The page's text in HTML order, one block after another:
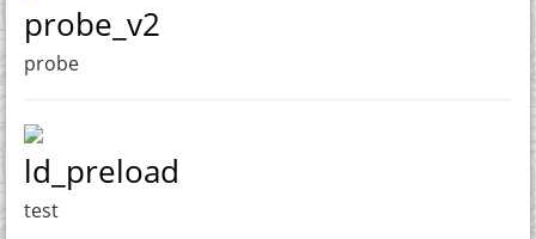
probe_v2
probe
ld_preload
test